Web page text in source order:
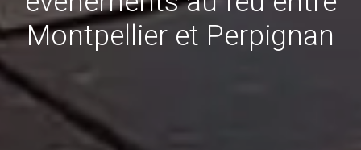
Montpellier et Perpignan